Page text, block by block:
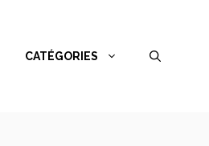
CATÉGORIES